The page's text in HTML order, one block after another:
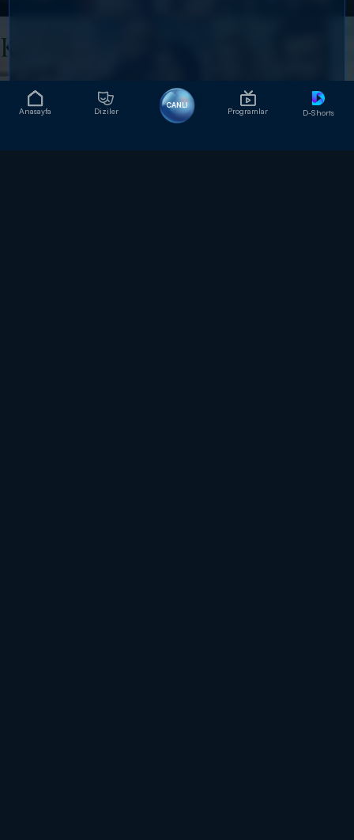
Anasayfa Diziler
CANLI
Programlar D-Shorts